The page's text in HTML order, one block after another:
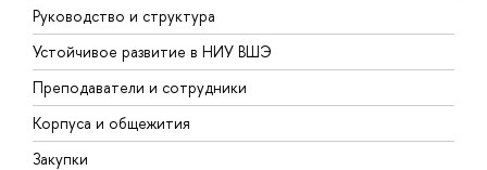
Руководство и структура
Устойчивое развитие в НИУ ВШЭ
Преподаватели и сотрудники
Корпуса и общежития
Закупки